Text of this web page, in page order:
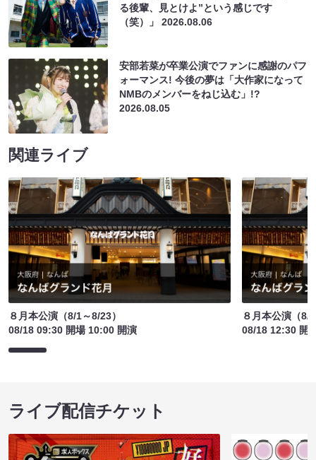
る後輩、見とけよ”という感じです
（笑）」2026.08.06
安部若菜が卒業公演でファンに感謝のパフ
ォーマンス! 今後の夢は「大作家になって
NMBのメンバーをねじ込む」!?
2026.08.05
関連ライブ
８月本公演（8/1～8/23）
08/18 09:30 開場 10:00 開演
８月本公演（8/
08/18 12:30 開
ライブ配信チケット